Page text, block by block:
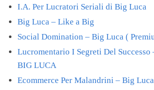
I.A. Per Lucratori Seriali di Big Luca
Big Luca – Like a Big
Social Domination – Big Luca (
Lucromentario I Segreti Del Successo
BIG LUCA
Ecommerce Per Malandrini – Big Luca